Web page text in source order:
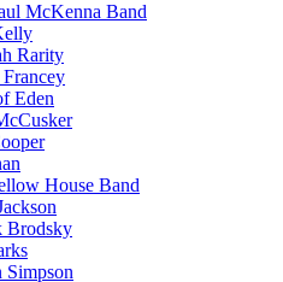
McKenna Band
Rarity
Eden
House Band
Brodsky
Simpson